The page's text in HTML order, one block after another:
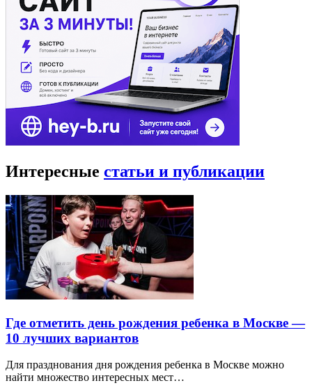
Интересные статьи и публикации
Где отметить день рождения ребенка в Москве —
10 лучших вариантов
Для празднования дня рождения ребенка в Москве можно
найти множество интересных мест…